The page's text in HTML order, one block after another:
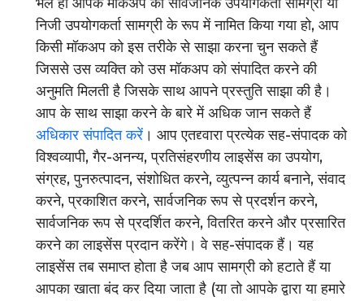
निजी उपयोगकर्ता सामग्री के रूप में नामित किया गया हो, आप
किसी मॉकअप को इस तरीके से साझा करना चुन सकते हैं
जिससे उस व्यक्ति को उस मॉकअप को संपादित करने की
अनुमति मिलती है जिसके साथ आपने प्रस्तुति साझा की है।
आप के साथ साझा करने के बारे में अधिक जान सकते हैं
अधिकार संपादित करें । आप एतद्द्वारा प्रत्येक सह-संपादक को
विश्वव्यापी, गैर-अनन्य, प्रतिसंहरणीय लाइसेंस का उपयोग,
संग्रह, पुनरुत्पादन, संशोधित करने, व्युत्पन्न कार्य बनाने, संवाद
करने, प्रकाशित करने, सार्वजनिक रूप से प्रदर्शन करने,
सार्वजनिक रूप से प्रदर्शित करने, वितरित करने और प्रसारित
करने का लाइसेंस प्रदान करेंगे। वे सह-संपादक हैं। यह
लाइसेंस तब समाप्त होता है जब आप सामग्री को हटाते हैं या
आपका खाता बंद कर दिया जाता है (या तो आपके द्वारा या हमारे